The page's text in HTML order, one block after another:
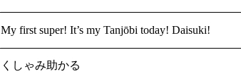
My first super! It’s my Tanjōbi today! Daisuki!
くしゃみ助かる